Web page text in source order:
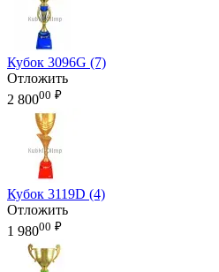
Кубок 3096G (7)
Отложить
2 80000 ₽
Кубок 3119D (4)
Отложить
1 98000 ₽